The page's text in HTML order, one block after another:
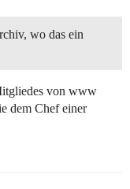
wo das ein
von www
dem Chef einer